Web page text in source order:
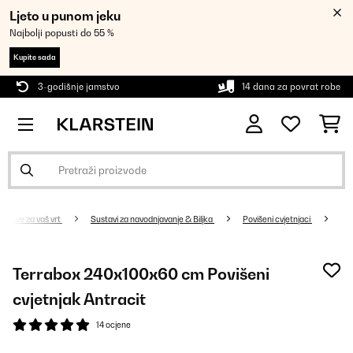
Ljeto u punom jeku
Najbolji popusti do 55 %
Kupite sada
3-godišnje jamstvo 14 dana za povrat robe
Sve za vaš vrt Sustavi za navodnjavanje & Biljka Povišeni cvjetnjaci
Terrabox 240x100x60 cm Povišeni
cvjetnjak Antracit
14 ocjene